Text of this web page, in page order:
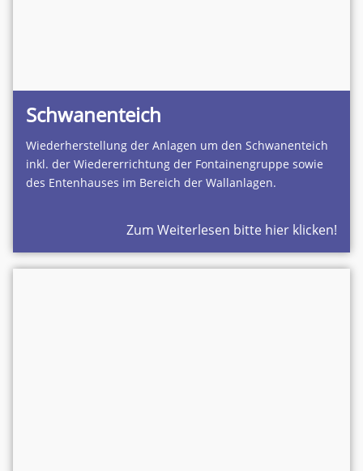
Schwanenteich
Wiederherstellung der Anlagen um den Schwanenteich
inkl. der Wiedererrichtung der Fontainengruppe sowie
des Entenhauses im Bereich der Wallanlagen.
Zum Weiterlesen bitte hier klicken!